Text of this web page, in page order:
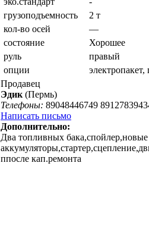
грузоподъемность
2 т
кол-во осей
—
состояние
Хорошее
руль
правый
опции
электропакет,
Продавец
Эдик (Пермь)
Телефоны: 89048446749
Написать письмо
Дополнительно:
Два топливных бака,спойлер,новые
ппосле кап.ремонта